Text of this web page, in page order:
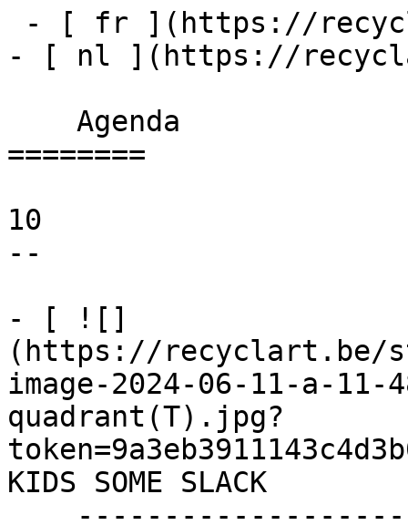
- [ nl ](https://
========
10
--
- [ ![]
(https://recyclart.be/
image-2024-06-11-a-11-
quadrant(T).jpg?
KIDS SOME SLACK